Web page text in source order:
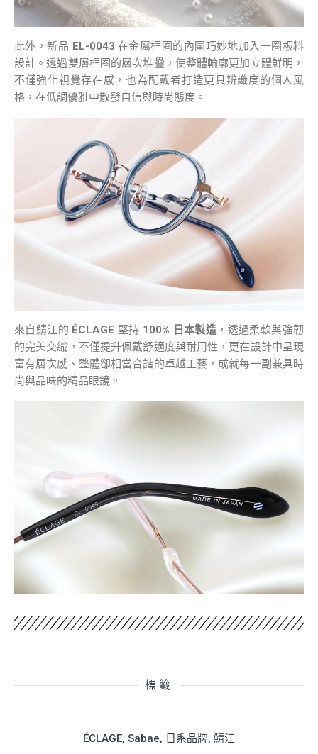
此外，新品 EL-0043 在金屬框圈的內圍巧妙地加入一圈板料
設計。透過雙層框圈的層次堆疊，使整體輪廓更加立體鮮明，
不僅強化視覺存在感，也為配戴者打造更具辨識度的個人風
格，在低調優雅中散發自信與時尚態度。
來自鯖江的 ÉCLAGE 堅持 100% 日本製造 ，透過柔軟與強韌
的完美交織，不僅提升佩戴舒適度與耐用性，更在設計中呈現
富有層次感、整體卻相當合諧的卓越工藝，成就每一副兼具時
尚與品味的精品眼鏡。
標籤
ÉCLAGE, Sabae, 日系品牌, 鯖江